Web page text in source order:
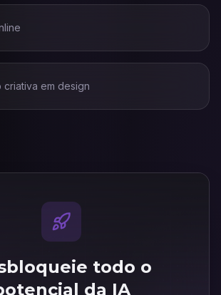
criativa em design
todo o
da IA